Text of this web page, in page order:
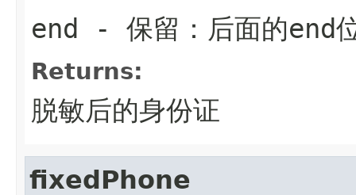
end - 保留：后面的end
Returns:
脱敏后的身份证
fixedPhone